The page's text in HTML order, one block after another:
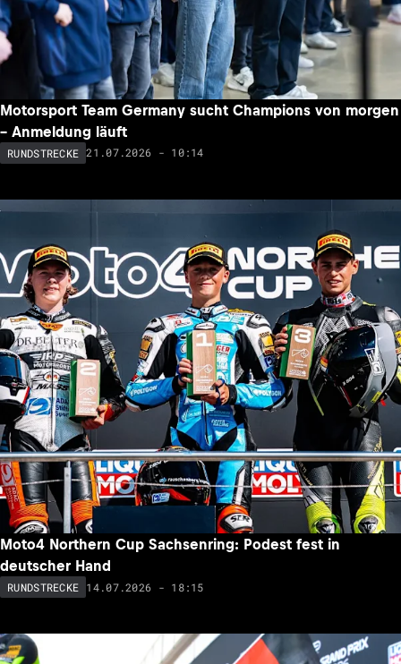
Motorsport Team Germany sucht Champions von morgen
– Anmeldung läuft
RUNDSTRECKE 21.07.2026 - 10:14
Moto4 Northern Cup Sachsenring: Podest fest in
deutscher Hand
RUNDSTRECKE 14.07.2026 - 18:15